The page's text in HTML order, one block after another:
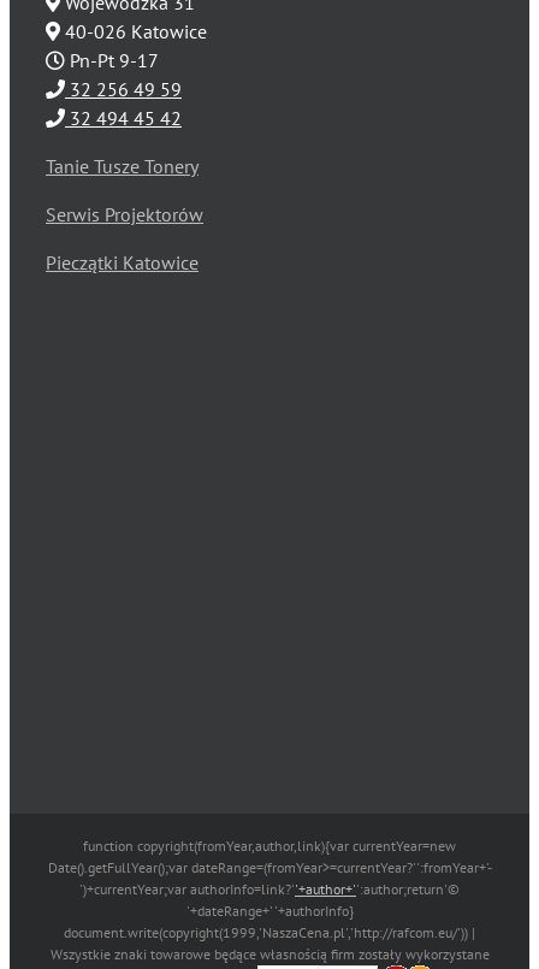
40-026 Katowice
Pn-Pt 9-17
32 256 49 59
32 494 45 42
Tanie Tusze Tonery
Serwis Projektorów
Pieczątki Katowice
function copyright(fromYear,author,link){var currentYear=new
Date().getFullYear();var dateRange=(fromYear>=currentYear?'':fromYear+'-
')+currentYear;var authorInfo=link?''+author+'':author;return'©
'+dateRange+' '+authorInfo}
document.write(copyright(1999,'NaszaCena.pl','http://rafcom.eu/')) |
Wszystkie znaki towarowe będące własnością firm zostały wykorzystane